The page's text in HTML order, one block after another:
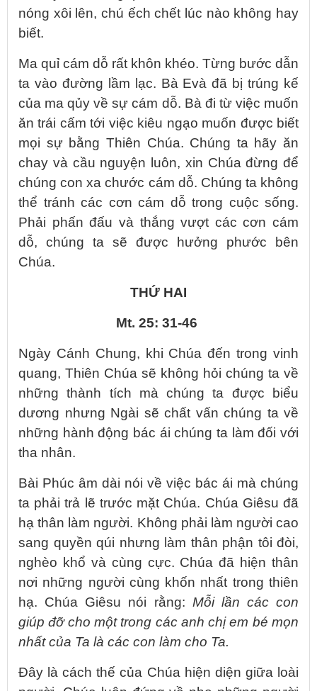
nóng xôi lên, chú ếch chết lúc nào không hay
biết.
Ma quỉ cám dỗ rất khôn khéo. Từng bước dẫn
ta vào đường lầm lạc. Bà Evà đã bị trúng kế
của ma qủy về sự cám dỗ. Bà đi từ việc muốn
ăn trái cấm tới việc kiêu ngạo muốn được biết
mọi sự bằng Thiên Chúa. Chúng ta hãy ăn
chay và cầu nguyện luôn, xin Chúa đừng để
chúng con xa chước cám dỗ. Chúng ta không
thể tránh các cơn cám dỗ trong cuộc sống.
Phải phấn đấu và thắng vượt các cơn cám
dỗ, chúng ta sẽ được hưởng phước bên
Chúa.
THỨ HAI
Mt. 25: 31-46
Ngày Cánh Chung, khi Chúa đến trong vinh
quang, Thiên Chúa sẽ không hỏi chúng ta về
những thành tích mà chúng ta được biểu
dương nhưng Ngài sẽ chất vấn chúng ta về
những hành động bác ái chúng ta làm đối với
tha nhân.
Bài Phúc âm dài nói về việc bác ái mà chúng
ta phải trả lẽ trước mặt Chúa. Chúa Giêsu đã
hạ thân làm người. Không phải làm người cao
sang quyền qúi nhưng làm thân phận tôi đòi,
nghèo khổ và cùng cực. Chúa đã hiện thân
nơi những người cùng khốn nhất trong thiên
hạ. Chúa Giêsu nói rằng: Mỗi lần các con
giúp đỡ cho một trong các anh chị em bé mọn
nhất của Ta là các con làm cho Ta.
Đây là cách thế của Chúa hiện diện giữa loài